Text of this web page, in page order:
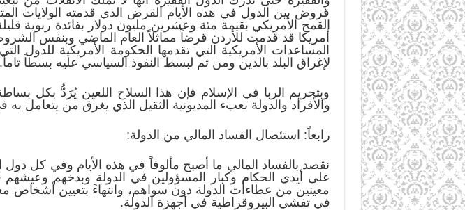
قروض بين الدول في هذه الأيام القرض الذي قدمته الولايات
القمح الأمريكي بقيمة مئة وعشرين مليون دولار بفائدة ربوية
أمريكا قد قدمت للأردن قرضاً مماثلاً العام الماضي وبنفس
المساعدات الأمريكية التي تقدمها الحكومة الأمريكية للدول
لإغراق البلد بالدين ومن ثم لبسط النفوذ السياسي عليه بسطاً تاماً.
وبتحريم الربا في الإسلام فإن هذا السلاح اللعين يُرَدُّ بكل
والأفراد والدولة بعبء المديونية الثقيل الذي يغرق من يتعامل
رابعاً: استئصال الفساد المالي من الدولة:
نقصد بالفساد المالي ما أصبح مألوفاً في هذه الأيام وفي كل دول
على أيدي الحكام وكبار المسؤولين في الدولة وبذخهم
معينين من عطاءات الدولة دون سواهم، وانتهاءً بتعيين أشخاص
في تفشي البيروقراطية في أجهزة الدولة.